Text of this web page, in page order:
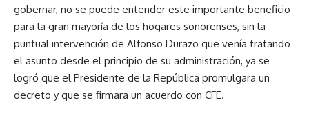
gobernar, no se puede entender este importante beneficio
para la gran mayoría de los hogares sonorenses, sin la
puntual intervención de Alfonso Durazo que venía tratando
el asunto desde el principio de su administración, ya se
logró que el Presidente de la República promulgara un
decreto y que se firmara un acuerdo con CFE.